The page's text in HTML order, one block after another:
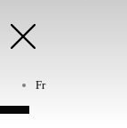
Fr